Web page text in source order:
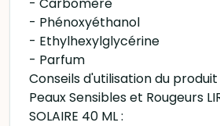
- Phénoxyéthanol
- Ethylhexylglycérine
- Parfum
Conseils d'utilisation du
Peaux Sensibles et Rougeurs
SOLAIRE 40 ML :